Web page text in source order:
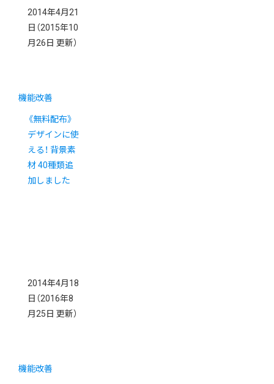
2014年4月21
日 （2015年10
月26日 更新）
機能改善
《無料配布》
デザインに使
える！ 背景素
材 40種類追
加しました
2014年4月18
日 （2016年8
月25日 更新）
機能改善